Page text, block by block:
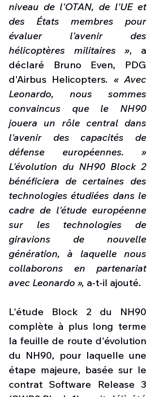
niveau de l'OTAN, de l'UE et
des États membres pour
évaluer l'avenir des
hélicoptères militaires », a
déclaré Bruno Even, PDG
d'Airbus Helicopters. « Avec
Leonardo, nous sommes
convaincus que le NH90
jouera un rôle central dans
l'avenir des capacités de
défense européennes. »
L'évolution du NH90 Block 2
bénéficiera de certaines des
technologies étudiées dans le
cadre de l'étude européenne
sur les technologies de
giravions de nouvelle
génération, à laquelle nous
collaborons en partenariat
avec Leonardo », a-t-il ajouté.
L'étude Block 2 du NH90
complète à plus long terme
la feuille de route d'évolution
du NH90, pour laquelle une
étape majeure, basée sur le
contrat Software Release 3